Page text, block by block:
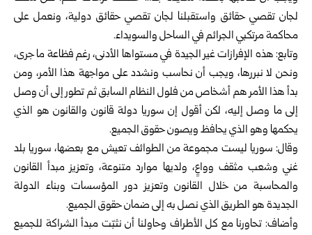
لجان تقصي حقائق واستقبلنا لجان تقصي حقائق دولية، ونعمل على
محاكمة مرتكبي الجرائم في الساحل والسويداء.
وتابع: هذه الإفرازات غير الجيدة في مستواها الأدنى، رغم فظاعة ما جرى،
ونحن لا نبررها، ويجب أن نحاسب ونشدد على مواجهة هذا الأمر، ومن
بدأ هذا الأمر هم أشخاص من فلول النظام السابق ثم تطور إلى أن وصل
إلى ما وصل إليه، لكن أقول إن سوريا دولة قانون والقانون هو الذي
يحكمها وهو الذي يحافظ ويصون حقوق الجميع.
وقال: سوريا ليست مجموعة من الطوائف تعيش مع بعضها، سوريا بلد
غني وشعب مثقف وواعٍ، ولديها موارد متنوعة، وتعزيز مبدأ القانون
والمحاسبة من خلال القانون وتعزيز دور المؤسسات وبناء الدولة
الجديدة هو الطريق الذي نصل به إلى ضمان حقوق الجميع.
وأضاف: تحاورنا مع كل الأطراف وحاولنا أن نثبّت مبدأ الشراكة للجميع